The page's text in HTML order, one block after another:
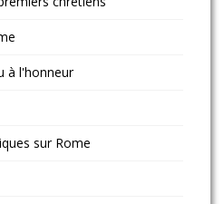
à l'honneur
sur Rome